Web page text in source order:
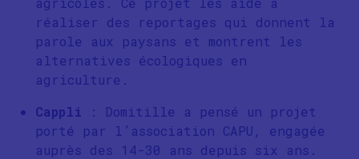
réaliser des reportages qui donnent la
parole aux paysans et montrent les
alternatives écologiques en
agriculture.
Cappli : Domitille a pensé un projet
porté par l’association CAPU, engagée
auprès des 14-30 ans depuis six ans.